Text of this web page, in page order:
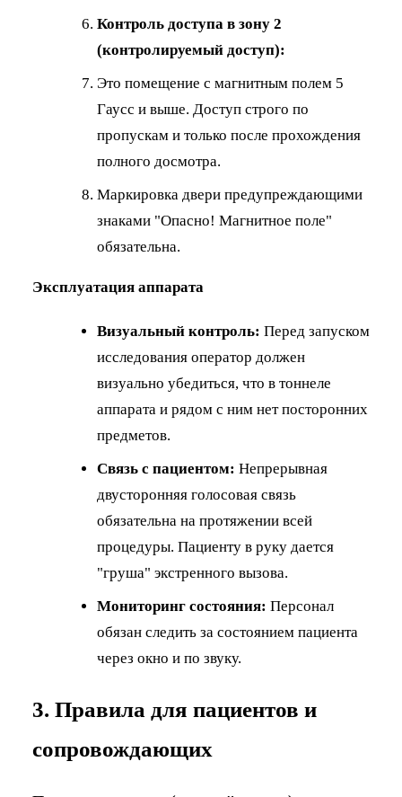
Контроль доступа в зону 2
(контролируемый доступ):
Это помещение с магнитным полем 5
Гаусс и выше. Доступ строго по
пропускам и только после прохождения
полного досмотра.
Маркировка двери предупреждающими
знаками "Опасно! Магнитное поле"
обязательна.
Эксплуатация аппарата
Визуальный контроль: Перед запуском
исследования оператор должен
визуально убедиться, что в тоннеле
аппарата и рядом с ним нет посторонних
предметов.
Связь с пациентом: Непрерывная
двусторонняя голосовая связь
обязательна на протяжении всей
процедуры. Пациенту в руку дается
"груша" экстренного вызова.
Мониторинг состояния: Персонал
обязан следить за состоянием пациента
через окно и по звуку.
3. Правила для пациентов и
сопровождающих